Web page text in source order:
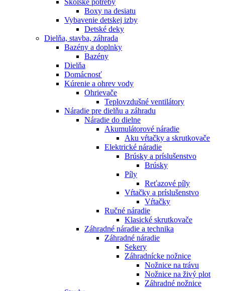
Školské potreby
Boxy na desiatu
Vybavenie detskej izby
Detské deky
Dielňa, stavba, záhrada
Bazény a doplnky
Bazény
Dielňa
Domácnosť
Kúrenie a ohrev vody
Ohrievače
Teplovzdušné ventilátory
Náradie pre dielňu a záhradu
Náradie do dielne
Akumulátorové náradie
Aku vŕtačky a skrutkovače
Elektrické náradie
Brúsky a príslušenstvo
Brúsky
Píly
Reťazové píly
Vŕtačky a príslušenstvo
Vŕtačky
Ručné náradie
Klasické skrutkovače
Záhradné náradie a technika
Záhradné náradie
Sekery
Záhradnícke nožnice
Nožnice na trávu
Nožnice na živý plot
Záhradné nožnice